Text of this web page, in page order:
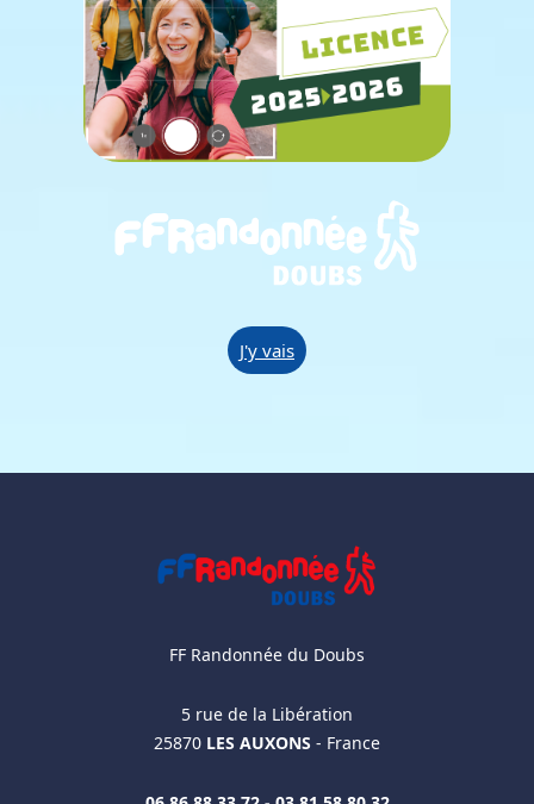
J'y vais
FF Randonnée du Doubs
5 rue de la Libération
25870 LES AUXONS - France